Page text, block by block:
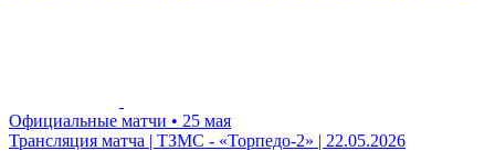
Официальные матчи • 25 мая
Трансляция матча | ТЗМС - «Торпедо-2» | 22.05.2026